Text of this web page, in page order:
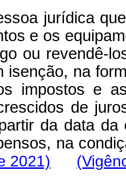
jurídica
e os
ou revendê-
isenção, na
impostos e
de
da data da
na
2021)